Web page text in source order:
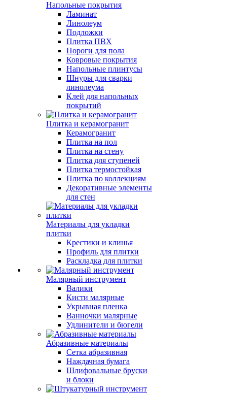
Напольные покрытия
Ламинат
Линолеум
Подложки
Плитка ПВХ
Пороги для пола
Ковровые покрытия
Напольные плинтусы
Шнуры для сварки
линолеума
Клей для напольных
покрытий
Плитка и керамогранит
Керамогранит
Плитка на пол
Плитка на стену
Плитка для ступеней
Плитка термостойкая
Плитка по коллекциям
Декоративные элементы
для стен
Материалы для укладки
плитки
Крестики и клинья
Профиль для плитки
Раскладка для плитки
Малярный инструмент
Валики
Кисти малярные
Укрывная пленка
Ванночки малярные
Удлинители и бюгели
Абразивные материалы
Сетка абразивная
Наждачная бумага
Шлифовальные бруски
и блоки